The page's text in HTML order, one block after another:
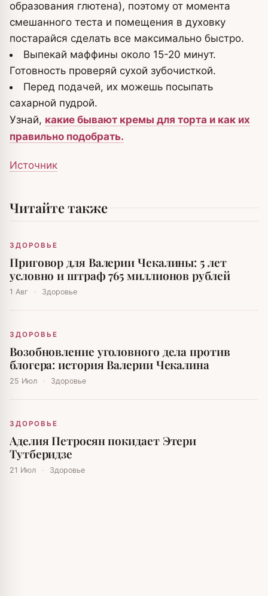
образования глютена), поэтому от момента
смешанного теста и помещения в духовку
постарайся сделать все максимально быстро.
Выпекай маффины около 15-20 минут.
Готовность проверяй сухой зубочисткой.
Перед подачей, их можешь посыпать
сахарной пудрой.
Узнай, какие бывают кремы для торта и как их
правильно подобрать.
Источник
Читайте также
ЗДОРОВЬЕ
Приговор для Валерии Чекалины: 5 лет
условно и штраф 765 миллионов рублей
1 Авг · Здоровье
ЗДОРОВЬЕ
Возобновление уголовного дела против
блогера: история Валерии Чекалина
25 Июл · Здоровье
ЗДОРОВЬЕ
Аделия Петросян покидает Этери
Тутберидзе
21 Июл · Здоровье